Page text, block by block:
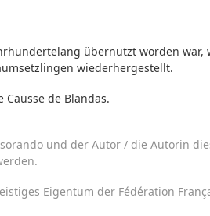
übernutzt worden war,
wiederhergestellt.
Causse de Blandas.
und der Autor / die Autorin
Eigentum der Fédération